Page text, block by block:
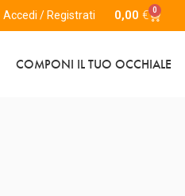
Accedi / Registrati 0,00 € 0
COMPONI IL TUO OCCHIALE